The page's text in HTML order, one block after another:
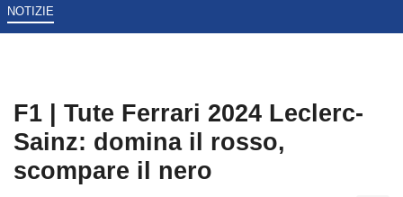
NOTIZIE
F1 | Tute Ferrari 2024 Leclerc-
Sainz: domina il rosso,
scompare il nero